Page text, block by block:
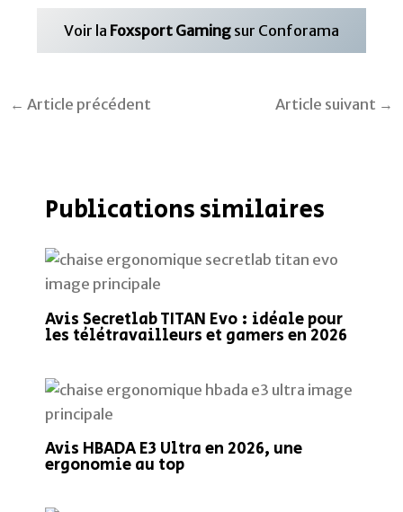
les télétravailleurs et gamers en 2026
Avis HBADA E3 Ultra en 2026, une
ergonomie au top
Avis Sihoo Doro-C300 en 2026, un bijou
d’ergonomie et de confort pour le
Laisser un commentaire